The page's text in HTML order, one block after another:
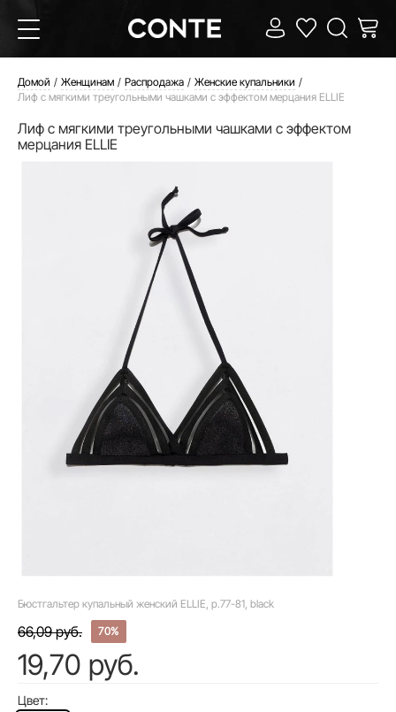
Домой Женщинам Распродажа
Женские купальники
Лиф с мягкими треугольными чашками с эффектом мерцания ELLIE
Лиф с мягкими треугольными чашками с эффектом
мерцания ELLIE
Бюстгальтер купальный женский ELLIE, р.77-81, black
66,09 руб. 70%
19,70 руб.
Цвет: